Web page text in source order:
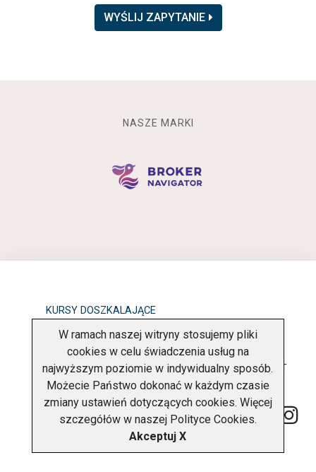
WYŚLIJ ZAPYTANIE
NASZE MARKI
KURSY DOSZKALAJĄCE
OBOWIĄZEK INFORMACYJNY
POLITYKA PRYWATNOŚCI O FIRMIE KONTAKT
Copyright © 2026 Charter Navigator
W ramach naszej witryny stosujemy pliki
cookies w celu świadczenia usług na
najwyższym poziomie w indywidualny sposób.
Możecie Państwo dokonać w każdym czasie
zmiany ustawień dotyczących cookies. Więcej
szczegółów w naszej Polityce Cookies.
Akceptuj X